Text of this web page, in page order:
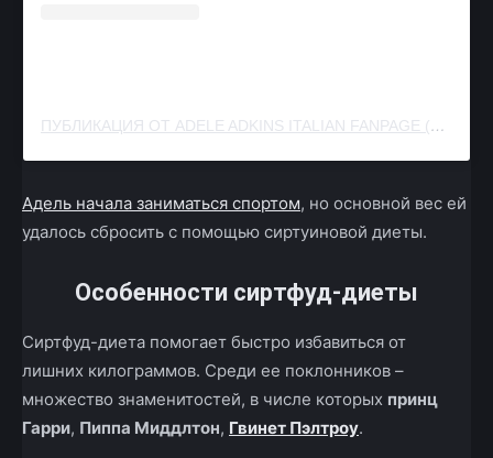
ПУБЛИКАЦИЯ ОТ ADELE ADKINS ITALIAN FANPAGE (@ADELEINITALY)
Адель начала заниматься спортом, но основной вес ей
удалось сбросить с помощью сиртуиновой диеты.
Особенности сиртфуд-диеты
Сиртфуд-диета помогает быстро избавиться от
лишних килограммов. Среди ее поклонников –
множество знаменитостей, в числе которых принц
Гарри, Пиппа Миддлтон, Гвинет Пэлтроу.